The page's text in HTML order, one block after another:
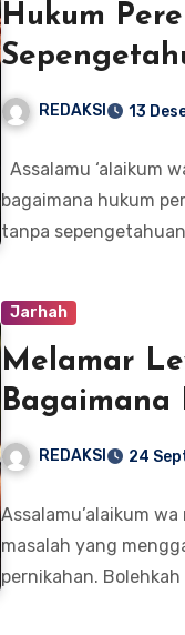
Hukum
REDAKSI 13
Assalamu ‘alaikum
bagaimana hukum
tanpa
Jarhah
Melamar
Bagaimana
REDAKSI 24
Assalamu’alaikum
masalah yang
pernikahan.